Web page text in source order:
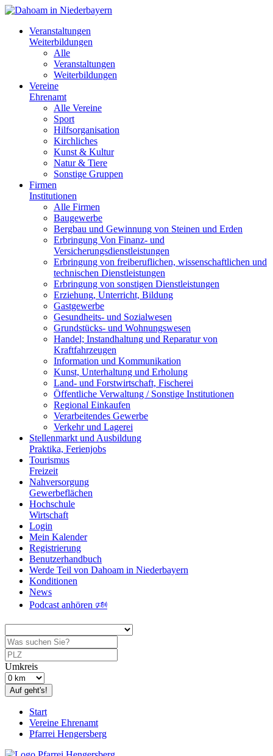
Veranstaltungen
Weiterbildungen
Alle
Veranstaltungen
Weiterbildungen
Vereine
Ehrenamt
Alle Vereine
Sport
Hilfsorganisation
Kirchliches
Kunst & Kultur
Natur & Tiere
Sonstige Gruppen
Firmen
Institutionen
Alle Firmen
Baugewerbe
Bergbau und Gewinnung von Steinen und Erden
Erbringung Von Finanz- und
Versicherungsdienstleistungen
Erbringung von freiberuflichen, wissenschaftlichen und
technischen Dienstleistungen
Erbringung von sonstigen Dienstleistungen
Erziehung, Unterricht, Bildung
Gastgewerbe
Gesundheits- und Sozialwesen
Grundstücks- und Wohnungswesen
Handel; Instandhaltung und Reparatur von
Kraftfahrzeugen
Information und Kommunikation
Kunst, Unterhaltung und Erholung
Land- und Forstwirtschaft, Fischerei
Öffentliche Verwaltung / Sonstige Institutionen
Regional Einkaufen
Verarbeitendes Gewerbe
Verkehr und Lagerei
Stellenmarkt und Ausbildung
Praktika, Ferienjobs
Tourismus
Freizeit
Nahversorgung
Gewerbeflächen
Hochschule
Wirtschaft
Login
Mein Kalender
Registrierung
Benutzerhandbuch
Werde Teil von Dahoam in Niederbayern
Konditionen
News
Podcast anhören 🕬
Umkreis
Auf geht's!
Start
Vereine Ehrenamt
Pfarrei Hengersberg